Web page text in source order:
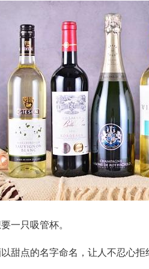
一只吸管杯。
甜点的名字命名，让人不忍心拒